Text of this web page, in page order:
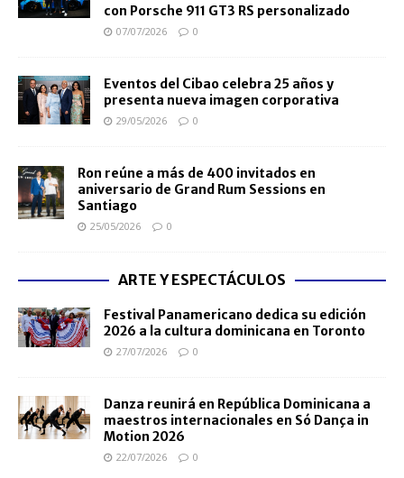
con Porsche 911 GT3 RS personalizado
07/07/2026 0
Eventos del Cibao celebra 25 años y
presenta nueva imagen corporativa
29/05/2026 0
Ron reúne a más de 400 invitados en
aniversario de Grand Rum Sessions en
Santiago
25/05/2026 0
ARTE Y ESPECTÁCULOS
Festival Panamericano dedica su edición
2026 a la cultura dominicana en Toronto
27/07/2026 0
Danza reunirá en República Dominicana a
maestros internacionales en Só Dança in
Motion 2026
22/07/2026 0